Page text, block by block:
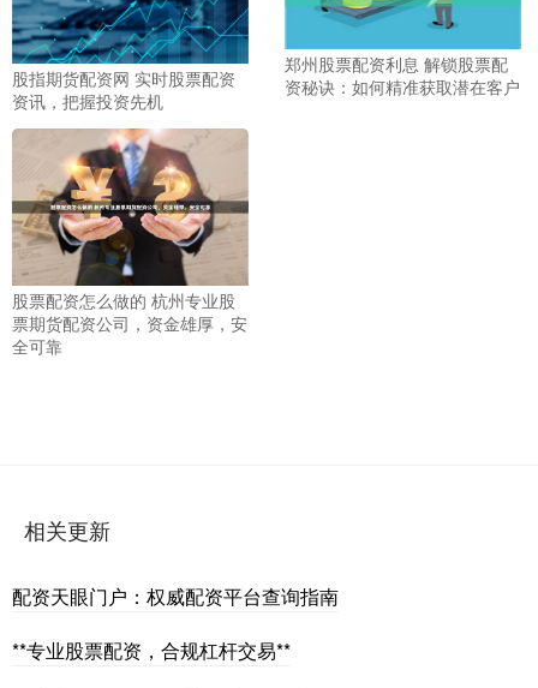
股指期货配资网 实时股票配资
资讯，把握投资先机
郑州股票配资利息 解锁股票配
资秘诀：如何精准获取潜在客户
股票配资怎么做的 杭州专业股
票期货配资公司，资金雄厚，安
全可靠
相关更新
配资天眼门户：权威配资平台查询指南
**专业股票配资，合规杠杆交易**